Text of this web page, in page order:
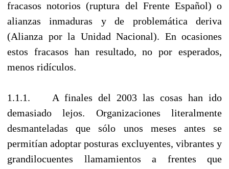
fracasos notorios (ruptura del Frente Español) o
alianzas inmaduras y de problemática deriva
(Alianza por la Unidad Nacional). En ocasiones
estos fracasos han resultado, no por esperados,
menos ridículos.
1.1.1. A finales del 2003 las cosas han ido
demasiado lejos. Organizaciones literalmente
desmanteladas que sólo unos meses antes se
permitían adoptar posturas excluyentes, vibrantes y
grandilocuentes llamamientos a frentes que